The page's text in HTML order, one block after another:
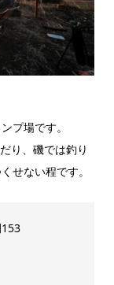
プ場です。
り、磯では釣り
せない程です。